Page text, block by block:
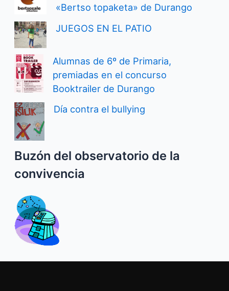
«Bertso topaketa» de Durango
JUEGOS EN EL PATIO
Alumnas de 6º de Primaria,
premiadas en el concurso
Booktrailer de Durango
Día contra el bullying
Buzón del observatorio de la
convivencia